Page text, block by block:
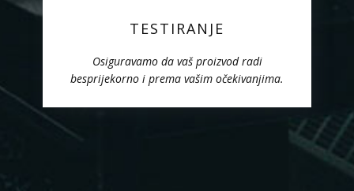
TESTIRANJE
Osiguravamo da vaš proizvod radi
besprijekorno i prema vašim očekivanjima.